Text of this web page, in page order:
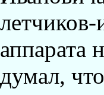
летчиков-
аппарата
думал,